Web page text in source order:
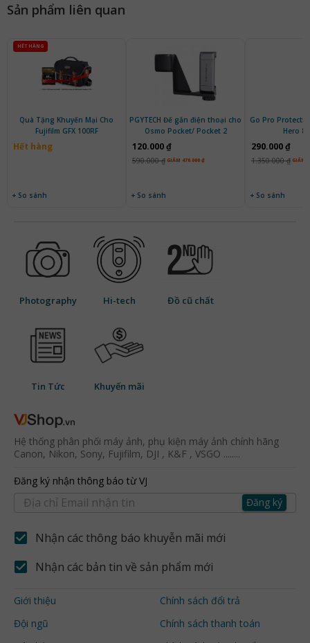
Sản phẩm liên quan
Quà Tặng Khuyến Mại Cho
Fujifilm GFX 100RF
Hết hàng
+ So sánh
HẾT HÀNG
PGYTECH Đế gắn điện thoại cho
Osmo Pocket/ Pocket 2
120.000 ₫
590.000 ₫ GIẢM 470.000 ₫
+ So sánh
Go Pro
Hero 8
290.000 ₫
1.350.000 ₫ GIẢM
+ So sánh
Photography Hi-tech Đồ cũ chất
Tin Tức Khuyến mãi
Hệ thống phân phối máy ảnh, phụ kiện máy ảnh chính hãng
Canon, Nikon, Sony, Fujifilm, DJI , K&F , VSGO ........
Đăng ký nhận thông báo từ VJ
Đăng ký
Nhận các thông báo khuyễn mãi mới
Nhận các bản tin về sản phẩm mới
Giới thiệu
Đội ngũ
Chính sách đổi trả
Chính sách thanh toán